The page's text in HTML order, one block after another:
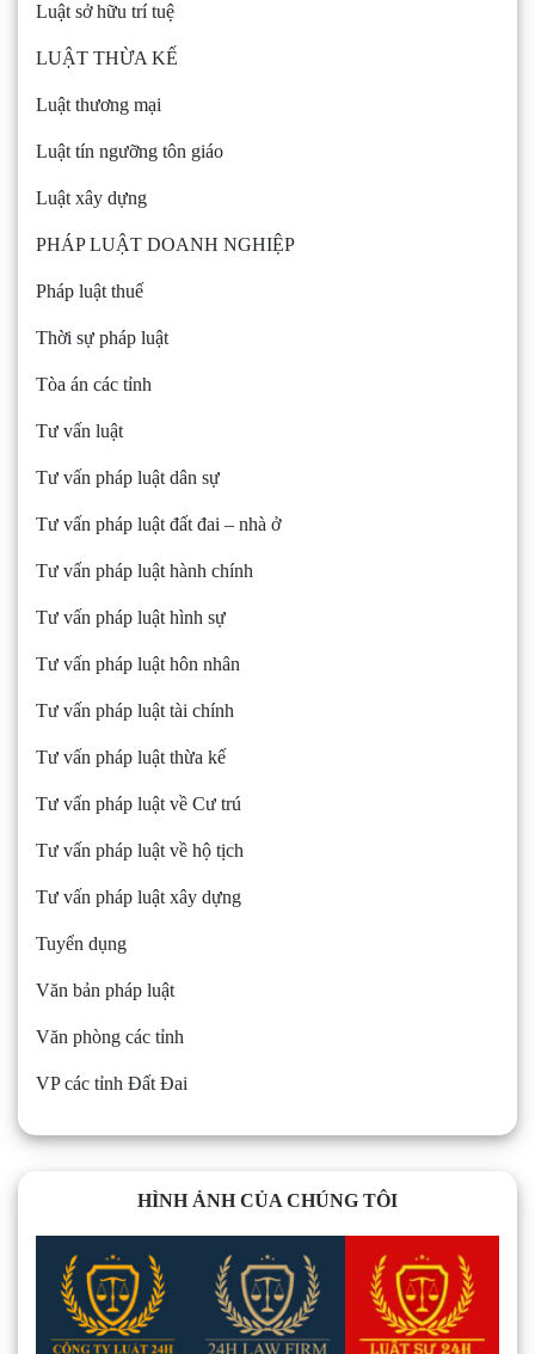
Luật sở hữu trí tuệ
LUẬT THỪA KẾ
Luật thương mại
Luật tín ngưỡng tôn giáo
Luật xây dựng
PHÁP LUẬT DOANH NGHIỆP
Pháp luật thuế
Thời sự pháp luật
Tòa án các tỉnh
Tư vấn luật
Tư vấn pháp luật dân sự
Tư vấn pháp luật đất đai – nhà ở
Tư vấn pháp luật hành chính
Tư vấn pháp luật hình sự
Tư vấn pháp luật hôn nhân
Tư vấn pháp luật tài chính
Tư vấn pháp luật thừa kế
Tư vấn pháp luật về Cư trú
Tư vấn pháp luật về hộ tịch
Tư vấn pháp luật xây dựng
Tuyển dụng
Văn bản pháp luật
Văn phòng các tỉnh
VP các tỉnh Đất Đai
HÌNH ẢNH CỦA CHÚNG TÔI